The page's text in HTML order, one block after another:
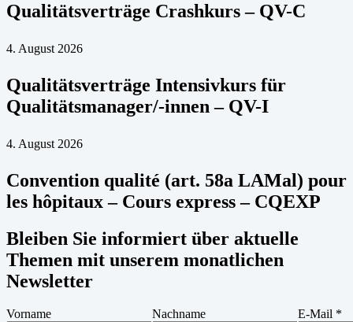
Qualitätsverträge Crashkurs – QV-C
4. August 2026
Qualitätsverträge Intensivkurs für
Qualitätsmanager/-innen – QV-I
4. August 2026
Convention qualité (art. 58a LAMal) pour
les hôpitaux – Cours express – CQEXP
Bleiben Sie informiert über aktuelle
Themen mit unserem monatlichen
Newsletter
Vorname Nachname E-Mail *